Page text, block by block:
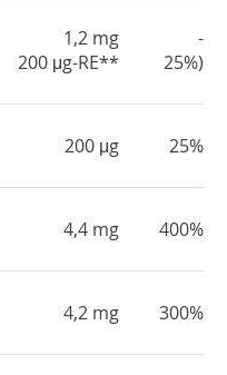
1,2 mg
200 μg-RE**
-
25%)
200 μg 25%
4,4 mg 400%
4,2 mg 300%